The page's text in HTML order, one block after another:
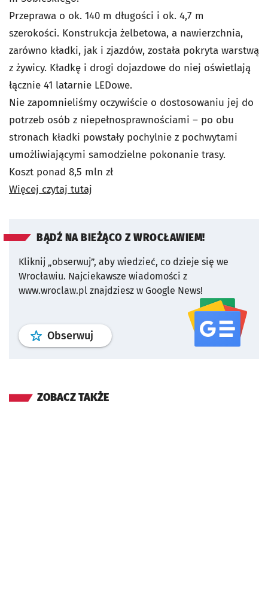
Przeprawa o ok. 140 m długości i ok. 4,7 m
szerokości. Konstrukcja żelbetowa, a nawierzchnia,
zarówno kładki, jak i zjazdów, została pokryta warstwą
z żywicy. Kładkę i drogi dojazdowe do niej oświetlają
łącznie 41 latarnie LEDowe.
Nie zapomnieliśmy oczywiście o dostosowaniu jej do
potrzeb osób z niepełnosprawnościami – po obu
stronach kładki powstały pochylnie z pochwytami
umożliwiającymi samodzielne pokonanie trasy.
Koszt ponad 8,5 mln zł
Więcej czytaj tutaj
BĄDŹ NA BIEŻĄCO Z WROCŁAWIEM!
Kliknij „obserwuj”, aby wiedzieć, co dzieje się we
Wrocławiu. Najciekawsze wiadomości z
www.wroclaw.pl znajdziesz w Google News!
Obserwuj profil serwisu
ZOBACZ TAKŻE